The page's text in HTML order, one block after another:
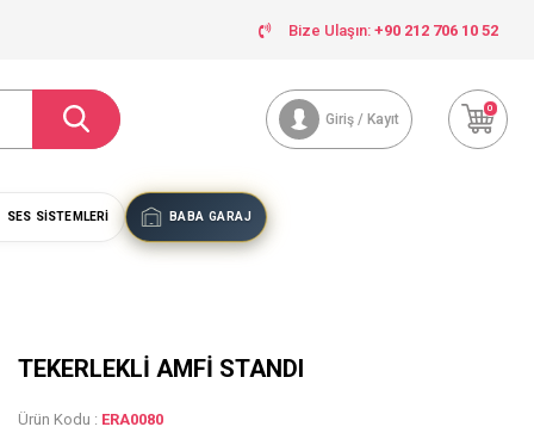
Bize Ulaşın: +90 212 706 10 52
Giriş / Kayıt
0
SES SISTEMLERI BABA GARAJ
TEKERLEKLİ AMFİ STANDI
Ürün Kodu : ERA0080